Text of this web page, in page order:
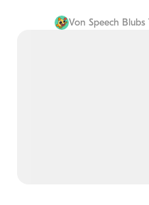
Von Speech Blubs